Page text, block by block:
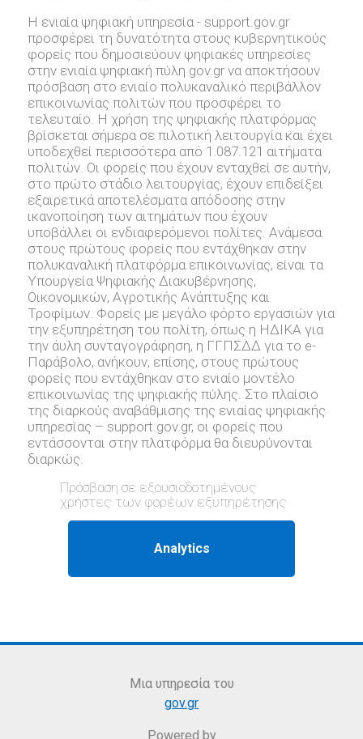
Η ενιαία ψηφιακή υπηρεσία - support.gov.gr
προσφέρει τη δυνατότητα στους κυβερνητικούς
φορείς που δημοσιεύουν ψηφιακές υπηρεσίες
στην ενιαία ψηφιακή πύλη gov.gr να αποκτήσουν
πρόσβαση στο ενιαίο πολυκαναλικό περιβάλλον
επικοινωνίας πολιτών που προσφέρει το
τελευταίο. Η χρήση της ψηφιακής πλατφόρμας
βρίσκεται σήμερα σε πιλοτική λειτουργία και έχει
υποδεχθεί περισσότερα από 1.087.121 αιτήματα
πολιτών. Οι φορείς που έχουν ενταχθεί σε αυτήν,
στο πρώτο στάδιο λειτουργίας, έχουν επιδείξει
εξαιρετικά αποτελέσματα απόδοσης στην
ικανοποίηση των αιτημάτων που έχουν
υποβάλλει οι ενδιαφερόμενοι πολίτες. Ανάμεσα
στους πρώτους φορείς που εντάχθηκαν στην
πολυκαναλική πλατφόρμα επικοινωνίας, είναι τα
Υπουργεία Ψηφιακής Διακυβέρνησης,
Οικονομικών, Αγροτικής Ανάπτυξης και
Τροφίμων. Φορείς με μεγάλο φόρτο εργασιών για
την εξυπηρέτηση του πολίτη, όπως η ΗΔΙΚΑ για
την άυλη συνταγογράφηση, η ΓΓΠΣΔΔ για το e-
Παράβολο, ανήκουν, επίσης, στους πρώτους
φορείς που εντάχθηκαν στο ενιαίο μοντέλο
επικοινωνίας της ψηφιακής πύλης. Στο πλαίσιο
της διαρκούς αναβάθμισης της ενιαίας ψηφιακής
υπηρεσίας – support.gov.gr, oι φορείς που
εντάσσονται στην πλατφόρμα θα διευρύνονται
διαρκώς.
Πρόσβαση σε εξουσιοδοτημένους
χρήστες των φορέων εξυπηρέτησης
Μια υπηρεσία του
gov.gr
Powered by